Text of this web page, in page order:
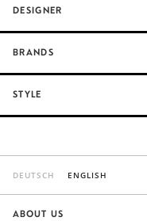
DESIGNER
BRANDS
STYLE
DEUTSCH ENGLISH
ABOUT US